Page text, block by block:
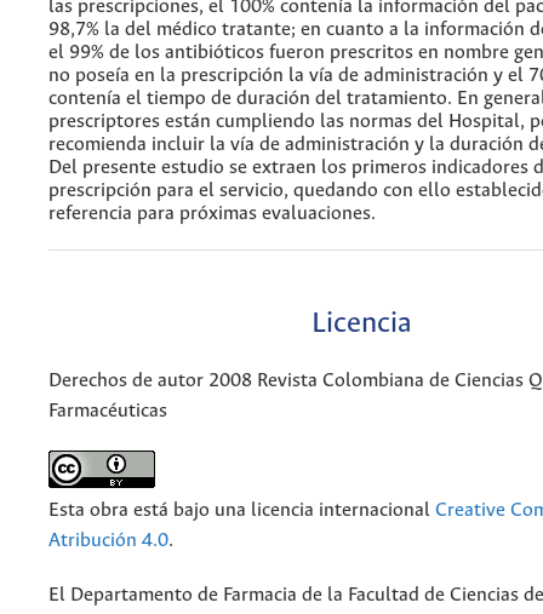
las prescripciones, el 100% contenía la información del
98,7% la del médico tratante; en cuanto a la información
el 99% de los antibióticos fueron prescritos en nombre
no poseía en la prescripción la vía de administración y el
contenía el tiempo de duración del tratamiento. En
prescriptores están cumpliendo las normas del Hospital,
recomienda incluir la vía de administración y la duración
Del presente estudio se extraen los primeros indicadores
prescripción para el servicio, quedando con ello
referencia para próximas evaluaciones.
Licencia
Derechos de autor 2008 Revista Colombiana de Ciencias
Farmacéuticas
Esta obra está bajo una licencia internacional Creative
Atribución 4.0.
El Departamento de Farmacia de la Facultad de Ciencias